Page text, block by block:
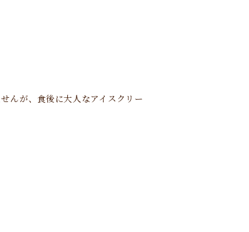
んが、食後に大人なアイスクリー